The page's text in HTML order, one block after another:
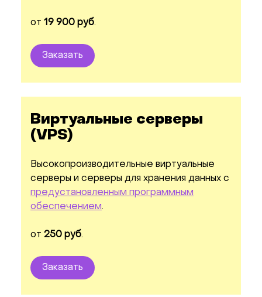
от 19 900 руб.
Заказать
Виртуальные серверы
(VPS)
Высокопроизводительные виртуальные
серверы и серверы для хранения данных с
предустановленным программным
обеспечением.
от 250 руб.
Заказать